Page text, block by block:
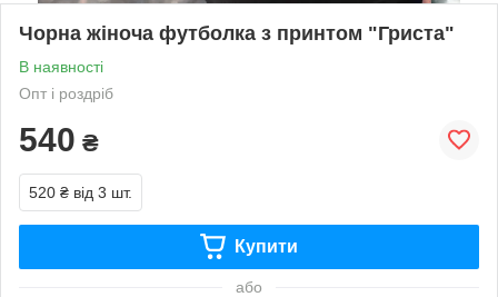
Чорна жіноча футболка з принтом "Гриста"
В наявності
Опт і роздріб
540 ₴
520 ₴ від 3 шт.
Купити
або